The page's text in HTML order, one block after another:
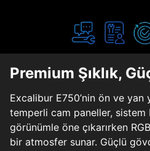
Premium Şıklık,
Excalibur E750’nin ön ve yan
temperli cam paneller,
görünümle öne çıkarırken
bir atmosfer sunar. Güçlü